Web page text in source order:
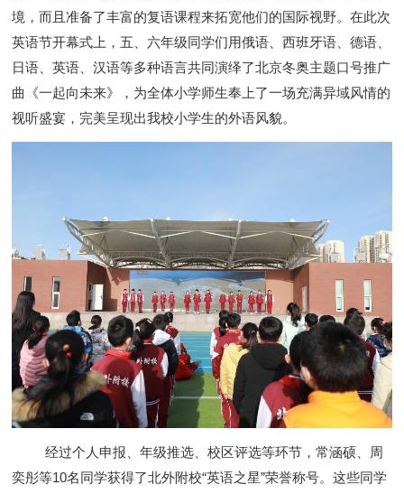
境，而且准备了丰富的复语课程来拓宽他们的国际视野。在此次
英语节开幕式上，五、六年级同学们用俄语、西班牙语、德语、
日语、英语、汉语等多种语言共同演绎了北京冬奥主题口号推广
曲《一起向未来》，为全体小学师生奉上了一场充满异域风情的
视听盛宴，完美呈现出我校小学生的外语风貌。
经过个人申报、年级推选、校区评选等环节，常涵硕、周
奕彤等10名同学获得了北外附校“英语之星”荣誉称号。这些同学